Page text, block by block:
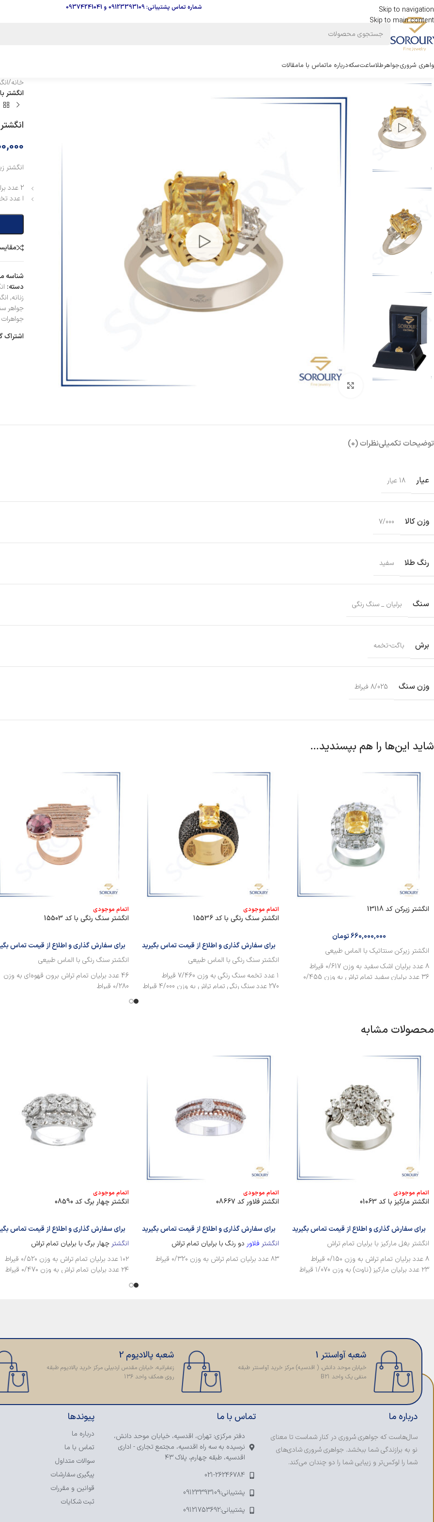
Skip to navigation
Skip to main content
شماره تماس پشتیبانی: 09123393109 و09374241041
سُروریجواهرطلاساعتسکهدرباره ماتماس با مامقالات
بزرگنمایی تصویر
خانه/
انگشتر
انگشتر
2 عدد برلیان سفید باگت به وزن 0/635 قیراط
ا عدد
شناسه
دسته:
زنانه,
جواهر
جواهرات
اشتراک
توضیحات تکمیلینظرات (0)
عیار 18 عیار
وزن کالا 7/000
رنگ طلا سفید
سنگ برلیان _ سنگ رنگی
برش باگت-تخمه
وزن سنگ 8/025 فیراط
شاید این‌ها را هم بپسندید…
انگشتر زیرکن‌ کد 13118
660,000,000تومان
انگشتر زیرکن‌ سنتاتیک با الماس طبیعی
۸ عدد برلیان اشک سفید به وزن ۰/۶17 قیراط
۳۶ عدد برلیان سفید تمام تراش به وزن ۰/455
اتمام موجودی
انگشتر سنگ رنگی با کد 15536
برای سفارش گذاری و اطلاع از قیمت تماس بگیرید
انگشتر سنگ رنگی با الماس طبیعی
۱ عدد تخمه سنگ رنگی به وزن 7/460 قیراط
270 عدد سنگ رنگی تمام تراش به وزن 4/000 قیراط
اتمام موجودی
انگشتر سنگ رنگی با کد 15503
برای سفارش گذاری و اطلاع از قیمت تماس
انگشتر سنگ رنگی با الماس طبیعی
46 عدد برلیان تمام تراش برون قهوه‌ای به وزن
۰/280 قیراط
محصولات مشابه
اتمام موجودی
انگشتر مارکیز با کد 01063
برای سفارش گذاری و اطلاع از قیمت تماس بگیرید
انگشتر بغل مارکیز با برلیان تمام تراش
۸ عدد برلیان تمام تراش به وزن ۰/15۰ قیراط
۲۳ عدد برلیان مارکیز (ناوت) به وزن ۱/070 قیراط
اتمام موجودی
انگشتر فلاور کد 08667
برای سفارش گذاری و اطلاع از قیمت تماس بگیرید
انگشتر فلاور دو رنگ با برلیان تمام تراش
۸۳ عدد برلیان تمام تراش به وزن ۰/۳2۰ قیراط
اتمام موجودی
انگشتر چهار برگ کد 08590
برای سفارش گذاری و اطلاع از قیمت تماس
انگشترچهار برگ با برلیان تمام تراش
۱۰۲ عدد برلیان تمام تراش به وزن ۰/۵2۰ قیراط
۲۴ عدد برلیان تمام تراش به وزن ۰/47۰ قیراط
شعبه آواسنتر 1
خیابان موحد دانش، ( اقدسیه) مرکز خرید آواسنتر طبقه
منفی یک واحد B21
شعبه پالادیوم 2
زعفرانیه، خیابان مقدس اردبیلی مرکز خرید پالادیوم طبقه
روی همکف واحد 136
درباره ما
سال‌هاست که جواهری سُروری در کنار شماست تا معنای
نو به برازندگی شما ببخشد. جواهری سُروری شادی‌های
شما را لوکس‌تر و زیبایی شما را دو چندان می‌کند.
تماس با ما
دفتر مرکزی: تهران، اقدسیه، خیابان موحد دانش،
نرسیده به سه راه اقدسیه، مجتمع تجاری - اداری
اقدسیه، طبقه چهارم، پلاک ۴۳
021-26246784
پشتیبانی:09123393109
پشتیبانی:09121753692
پیوندها
درباره ما
تماس با ما
سوالات متداول
پیگیری سفارشات
قوانین و مقررات
ثبت شکایات